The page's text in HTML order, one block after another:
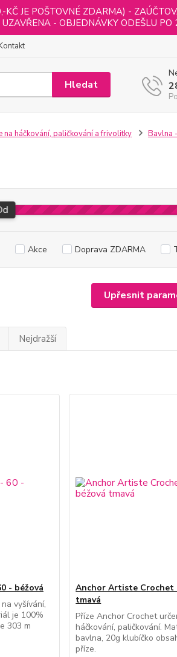
JE POŠTOVNÉ ZDARMA) -
- OBJEDNÁVKY ODEŠLU PO
Hledat
na háčkování, paličkování a frivolitky Bavlna
Upřesnit
Akce Doprava ZDARMA
Nejdražší
- béžová
vyšívání,
je 100%
303 m
Anchor Artiste Crochet
tmavá
Příze Anchor Crochet
háčkování, paličkování.
bavlna, 20g klubíčko
příze.